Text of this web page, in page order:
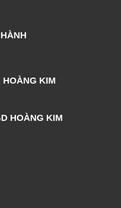
HOÀNG KIM
HOÀNG KIM